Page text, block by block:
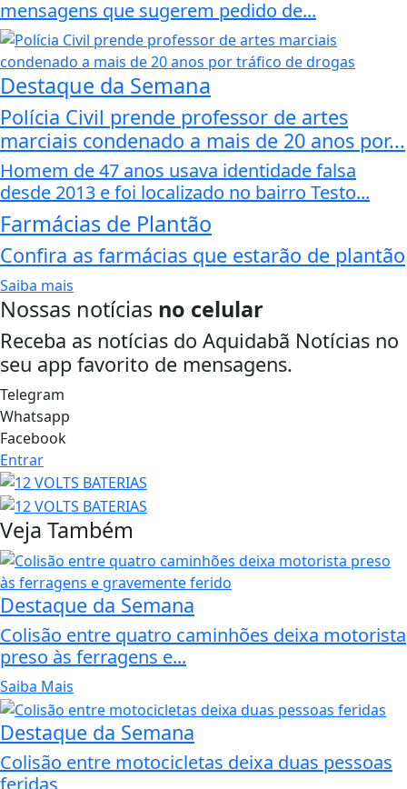
mensagens que sugerem pedido de...
Destaque da Semana
Polícia Civil prende professor de artes
marciais condenado a mais de 20 anos por...
Homem de 47 anos usava identidade falsa
desde 2013 e foi localizado no bairro Testo...
Farmácias de Plantão
Confira as farmácias que estarão de plantão
Saiba mais
Nossas notícias no celular
Receba as notícias do Aquidabã Notícias no
seu app favorito de mensagens.
Telegram
Whatsapp
Facebook
Entrar
Veja Também
Destaque da Semana
Colisão entre quatro caminhões deixa motorista
preso às ferragens e...
Saiba Mais
Destaque da Semana
Colisão entre motocicletas deixa duas pessoas
feridas